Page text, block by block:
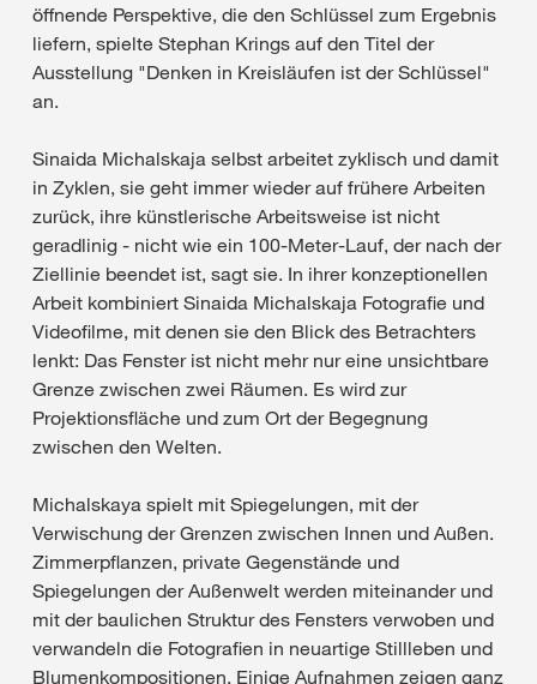
öffnende Perspektive, die den Schlüssel zum Ergebnis
liefern, spielte Stephan Krings auf den Titel der
Ausstellung "Denken in Kreisläufen ist der Schlüssel"
an.
Sinaida Michalskaja selbst arbeitet zyklisch und damit
in Zyklen, sie geht immer wieder auf frühere Arbeiten
zurück, ihre künstlerische Arbeitsweise ist nicht
geradlinig - nicht wie ein 100-Meter-Lauf, der nach der
Ziellinie beendet ist, sagt sie. In ihrer konzeptionellen
Arbeit kombiniert Sinaida Michalskaja Fotografie und
Videofilme, mit denen sie den Blick des Betrachters
lenkt: Das Fenster ist nicht mehr nur eine unsichtbare
Grenze zwischen zwei Räumen. Es wird zur
Projektionsfläche und zum Ort der Begegnung
zwischen den Welten.
Michalskaya spielt mit Spiegelungen, mit der
Verwischung der Grenzen zwischen Innen und Außen.
Zimmerpflanzen, private Gegenstände und
Spiegelungen der Außenwelt werden miteinander und
mit der baulichen Struktur des Fensters verwoben und
verwandeln die Fotografien in neuartige Stillleben und
Blumenkompositionen. Einige Aufnahmen zeigen ganz